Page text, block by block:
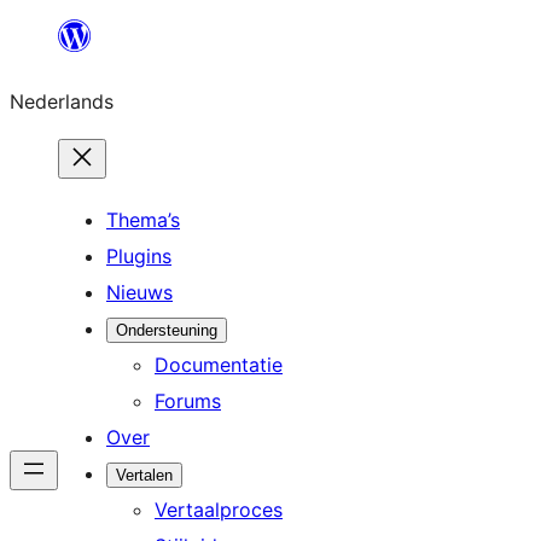
de
inhoud
Nederlands
Thema’s
Plugins
Nieuws
Ondersteuning
Documentatie
Forums
Over
Vertalen
Vertaalproces